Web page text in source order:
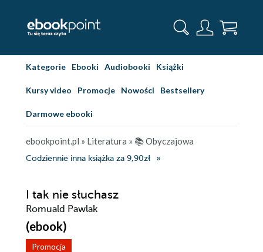
Kategorie Ebooki Audiobooki Książki
Kursy video Promocje Nowości Bestsellery
Darmowe ebooki
ebookpoint.pl » Literatura » 📚 Obyczajowa
Codziennie inna książka za 9,90zł
I tak nie słuchasz
Romuald Pawlak
(ebook)
Promocja